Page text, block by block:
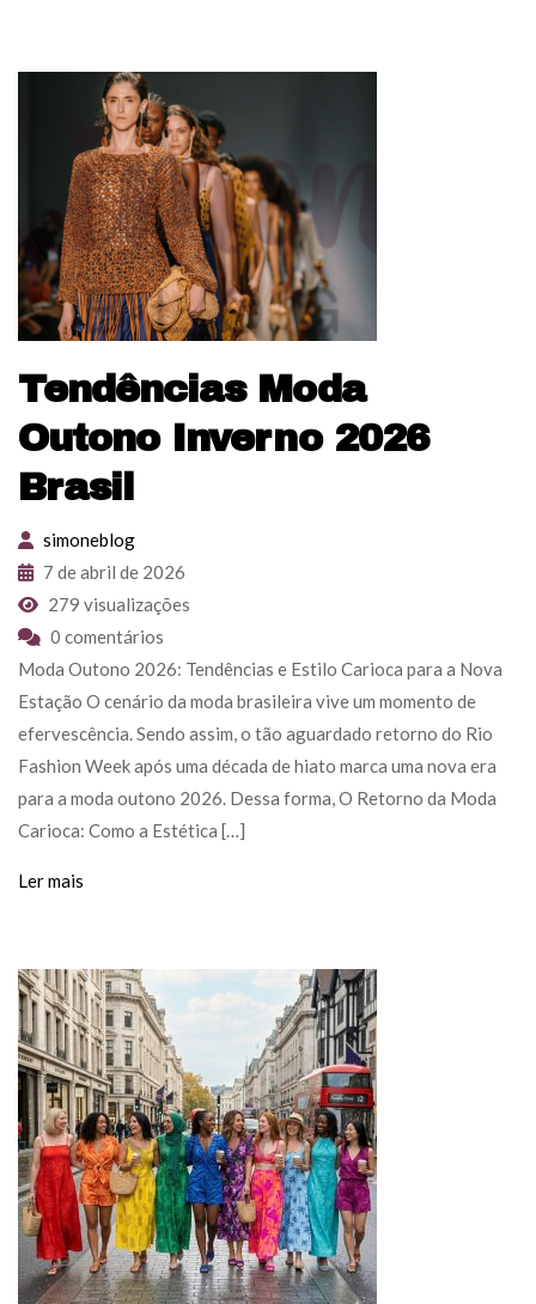
Tendências Moda
Outono Inverno 2026
Brasil
simoneblog
7 de abril de 2026
279 visualizações
0 comentários
Moda Outono 2026: Tendências e Estilo Carioca para a Nova
Estação O cenário da moda brasileira vive um momento de
efervescência. Sendo assim, o tão aguardado retorno do Rio
Fashion Week após uma década de hiato marca uma nova era
para a moda outono 2026. Dessa forma, O Retorno da Moda
Carioca: Como a Estética […]
Ler mais